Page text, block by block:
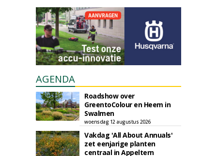
AGENDA
Roadshow over
GreentoColour en Heem in
Swalmen
woensdag 12 augustus 2026
Vakdag 'All About Annuals'
zet eenjarige planten
centraal in Appeltern